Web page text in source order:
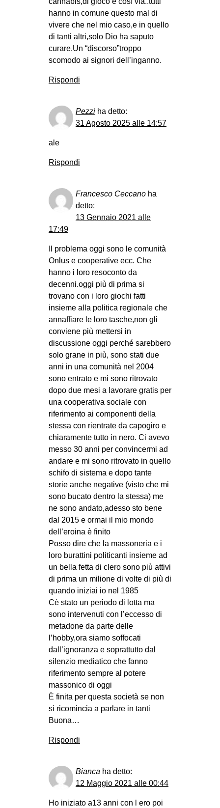
hanno in comune questo mal di
vivere che nel mio caso,e in quello
di tanti altri,solo Dio ha saputo
curare.Un “discorso”troppo
scomodo ai signori dell’inganno.
Rispondi
Pezzi ha detto:
31 Agosto 2025 alle 14:57
ale
Rispondi
Francesco Ceccano ha
detto:
13 Gennaio 2021 alle
17:49
Il problema oggi sono le comunità
Onlus e cooperative ecc. Che
hanno i loro resoconto da
decenni.oggi più di prima si
trovano con i loro giochi fatti
insieme alla politica regionale che
annaffiare le loro tasche,non gli
conviene più mettersi in
discussione oggi perché sarebbero
solo grane in più, sono stati due
anni in una comunità nel 2004
sono entrato e mi sono ritrovato
dopo due mesi a lavorare gratis per
una cooperativa sociale con
riferimento ai componenti della
stessa con rientrate da capogiro e
chiaramente tutto in nero. Ci avevo
messo 30 anni per convincermi ad
andare e mi sono ritrovato in quello
schifo di sistema e dopo tante
storie anche negative (visto che mi
sono bucato dentro la stessa) me
ne sono andato,adesso sto bene
dal 2015 e ormai il mio mondo
dell’eroina è finito
Posso dire che la massoneria e i
loro burattini politicanti insieme ad
un bella fetta di clero sono più attivi
di prima un milione di volte di più di
quando iniziai io nel 1985
Cè stato un periodo di lotta ma
sono intervenuti con l’eccesso di
metadone da parte delle
l’hobby,ora siamo soffocati
dall’ignoranza e soprattutto dal
silenzio mediatico che fanno
riferimento sempre al potere
massonico di oggi
È finita per questa società se non
si ricomincia a parlare in tanti
Buona…
Rispondi
Bianca ha detto:
12 Maggio 2021 alle 00:44
Ho iniziato a13 anni con l ero poi